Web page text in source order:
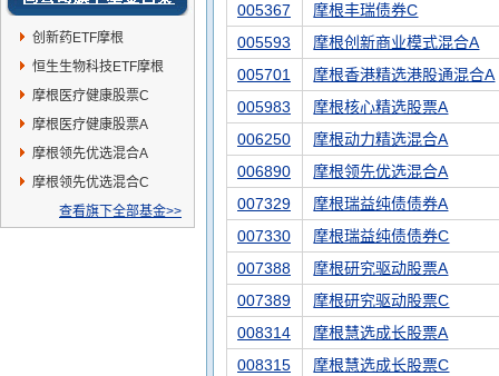
创新药ETF摩根
恒生生物科技ETF摩根
摩根医疗健康股票C
摩根医疗健康股票A
摩根领先优选混合A
摩根领先优选混合C
查看旗下全部基金>>
005367
摩根丰瑞债券C
005593
摩根创新商业模式混合A
005701
摩根香港精选港股通混合A
005983
摩根核心精选股票A
006250
摩根动力精选混合A
006890
摩根领先优选混合A
007329
摩根瑞益纯债债券A
007330
摩根瑞益纯债债券C
007388
摩根研究驱动股票A
007389
摩根研究驱动股票C
008314
摩根慧选成长股票A
008315
摩根慧选成长股票C